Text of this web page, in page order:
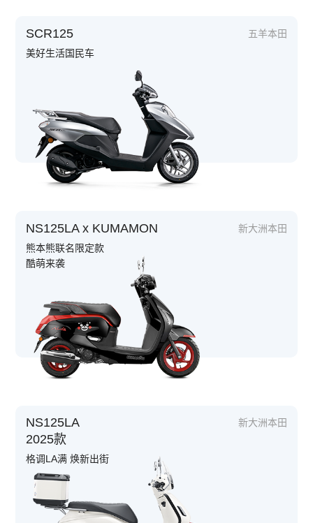
SCR125
五羊本田
美好生活国民车
NS125LA x KUMAMON
新大洲本田
熊本熊联名限定款
酷萌来袭
NS125LA
2025款
新大洲本田
格调LA满 焕新出街